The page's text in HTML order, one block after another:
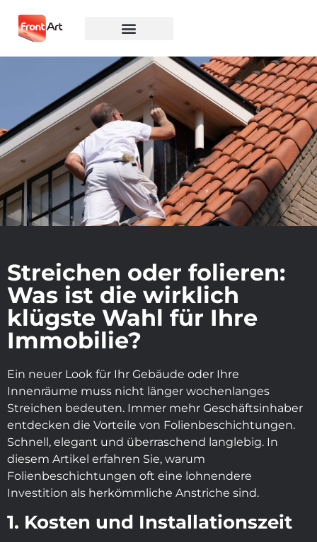
Streichen oder folieren:
Was ist die wirklich
klügste Wahl für Ihre
Immobilie?
Ein neuer Look für Ihr Gebäude oder Ihre
Innenräume muss nicht länger wochenlanges
Streichen bedeuten. Immer mehr Geschäftsinhaber
entdecken die Vorteile von Folienbeschichtungen.
Schnell, elegant und überraschend langlebig. In
diesem Artikel erfahren Sie, warum
Folienbeschichtungen oft eine lohnendere
Investition als herkömmliche Anstriche sind.
1. Kosten und Installationszeit